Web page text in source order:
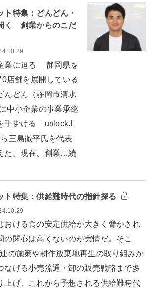
ト特集：どんどん・
く 創業からのこだ
業に迫る 静岡県を
店舗を展開している
んどん（静岡市清水
中小企業の事業承継
手掛ける「unlock.l
三島徹平氏を代表
た。現在、創業…続
ト特集：供給難時代の指針探る
ける食の安定供給が大きく脅かされ
の関心は高くないのが実情だ。そこ
の施策や耕作放棄地再生の取り組みか
なげる小売流通・卸の販売戦略まで多
上げ、これから予想される供給難時代